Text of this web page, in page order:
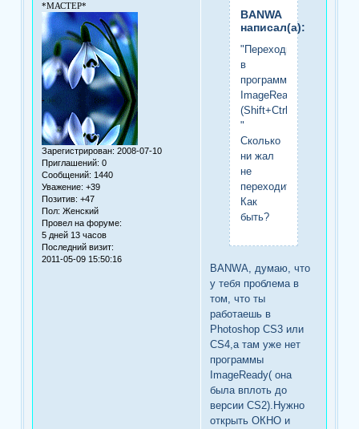
*МАСТЕР*
Зарегистрирован: 2008-07-10
Приглашений: 0
Сообщений: 1440
Уважение: +39
Позитив: +47
Пол: Женский
Провел на форуме:
5 дней 13 часов
Последний визит:
2011-05-09 15:50:16
BANWA
написал(а):
"Переходим
в
программу
ImageReady.
(Shift+Ctrl+M)
"
Сколько
ни жал
не
переходит.
Как
быть?
BANWA, думаю, что
у тебя проблема в
том, что ты
работаешь в
Photoshop CS3 или
CS4,а там уже нет
программы
ImageReady( она
была вплоть до
версии CS2).Нужно
открыть ОКНО и